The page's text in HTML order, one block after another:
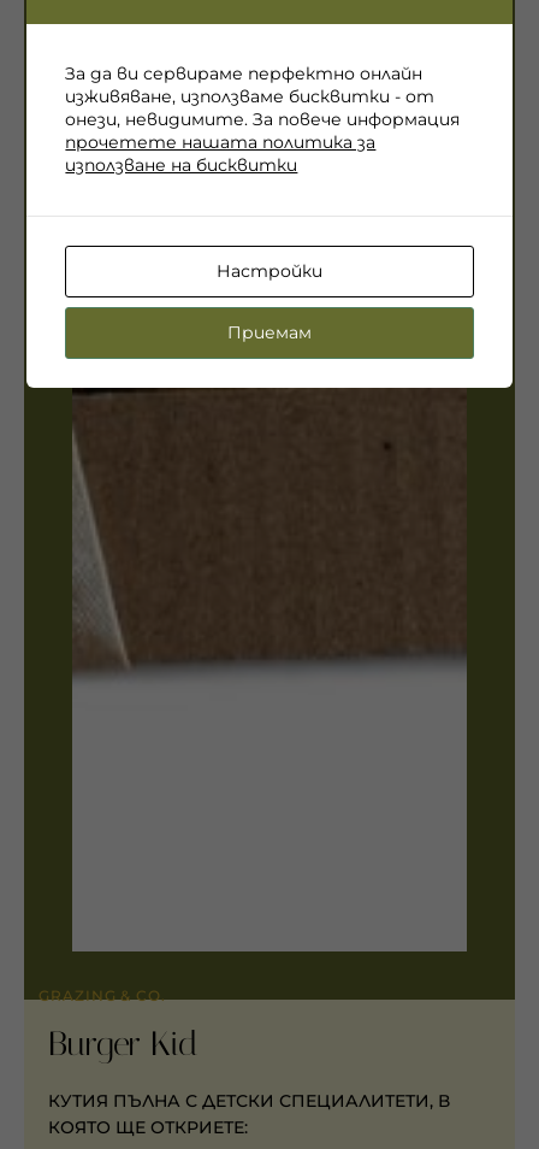
GRAZING & CO.
Burger Kid
КУТИЯ ПЪЛНА С ДЕТСКИ СПЕЦИАЛИТЕТИ, В
КОЯТО ЩЕ ОТКРИЕТЕ:
За да ви сервираме перфектно онлайн
изживяване, използваме бисквитки - от
онези, невидимите. За повече информация
прочетете нашата политика за
използване на бисквитки
Настройки
Приемам